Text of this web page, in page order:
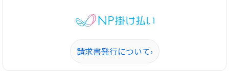
請求書発行について›